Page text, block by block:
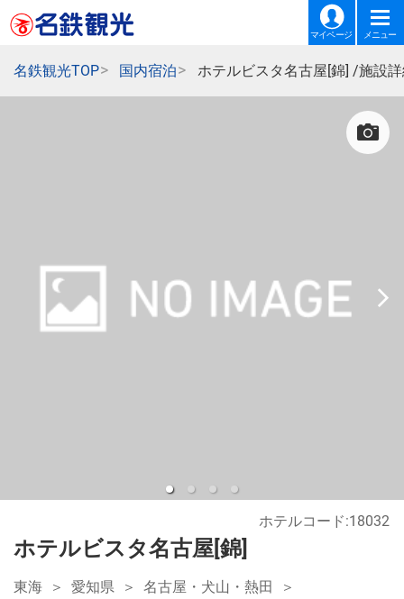
マイページ メニュー
名鉄観光TOP 国内宿泊 ホテルビスタ名古屋[錦] /施設
ホテルビスタ名古屋[錦]
東海 愛知県
名古屋・犬山・熱田
ホテルコード:18032